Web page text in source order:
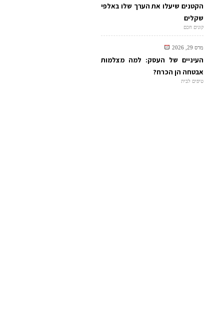
הקטנים שיעלו את הערך שלו באלפי
שקלים
קונים חכם
מרס 29, 2026
העיניים של העסק: למה מצלמות
אבטחה הן הכרח?
טיפים לבית